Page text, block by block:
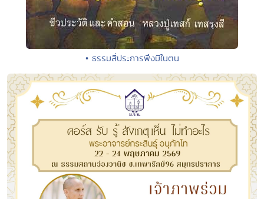
• ธรรมสี่ประการพึงมีในตน